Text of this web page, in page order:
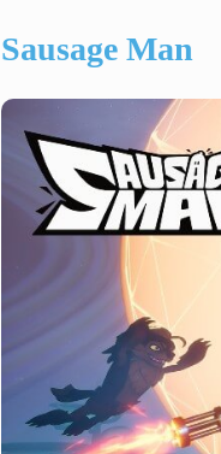
Sausage Man